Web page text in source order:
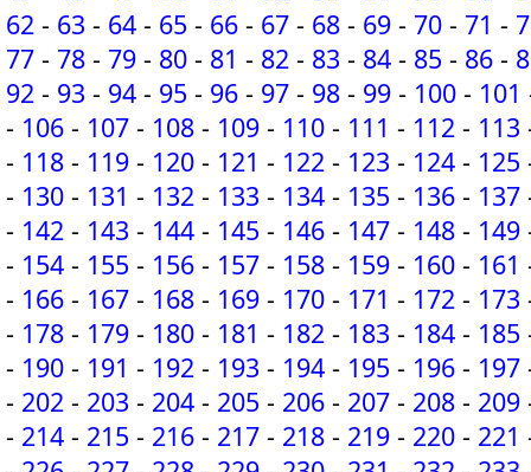
62 - 63 - 64 - 65 - 66 - 67 - 68 - 69 - 70 - 71 -
77 - 78 - 79 - 80 - 81 - 82 - 83 - 84 - 85 - 86 -
92 - 93 - 94 - 95 - 96 - 97 - 98 - 99 - 100 - 101
- 106 - 107 - 108 - 109 - 110 - 111 - 112 - 113
- 118 - 119 - 120 - 121 - 122 - 123 - 124 - 125
- 130 - 131 - 132 - 133 - 134 - 135 - 136 - 137
- 142 - 143 - 144 - 145 - 146 - 147 - 148 - 149
- 154 - 155 - 156 - 157 - 158 - 159 - 160 - 161
- 166 - 167 - 168 - 169 - 170 - 171 - 172 - 173
- 178 - 179 - 180 - 181 - 182 - 183 - 184 - 185
- 190 - 191 - 192 - 193 - 194 - 195 - 196 - 197
- 202 - 203 - 204 - 205 - 206 - 207 - 208 - 209
- 214 - 215 - 216 - 217 - 218 - 219 - 220 - 221